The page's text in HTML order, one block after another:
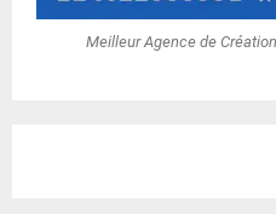
Meilleur Agence de